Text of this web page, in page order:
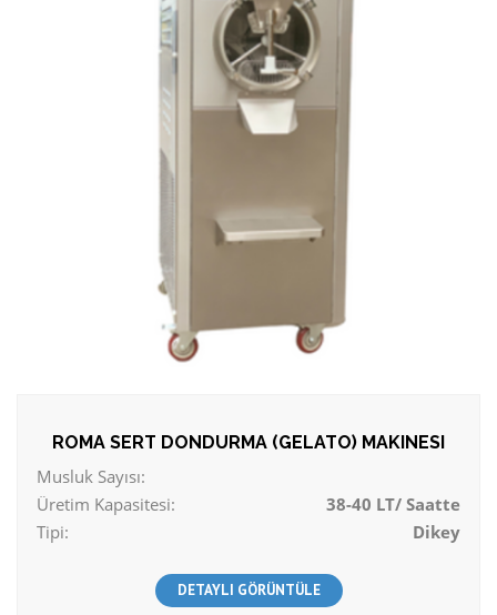
ROMA SERT DONDURMA (GELATO) MAKINESI
Musluk Sayısı:
Üretim Kapasitesi:
38-40 LT/ Saatte
Tipi:
Dikey
DETAYLI GÖRÜNTÜLE